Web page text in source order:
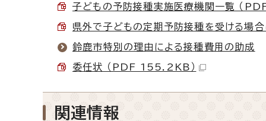
子どもの予防接種実施医療機関一覧 （
県外で子どもの定期予防接種を受ける場
鈴鹿市特別の理由による接種費用の助成
委任状 （PDF 155.2KB）
関連情報